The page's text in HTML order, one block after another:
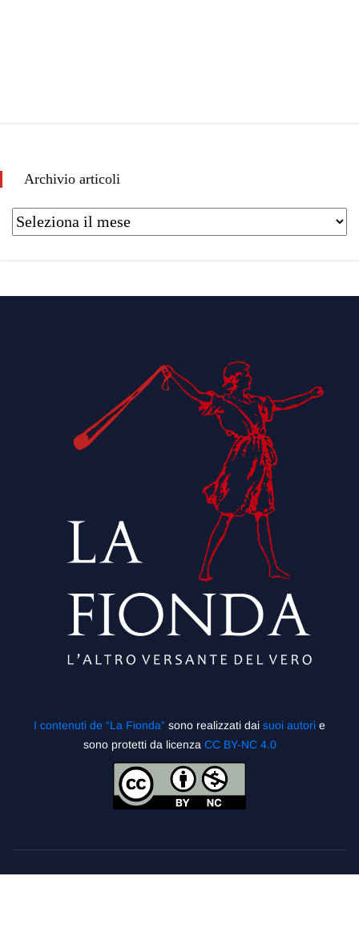
Archivio articoli
I contenuti de “La Fionda” sono realizzati dai suoi autori e
sono protetti da licenza CC BY-NC 4.0